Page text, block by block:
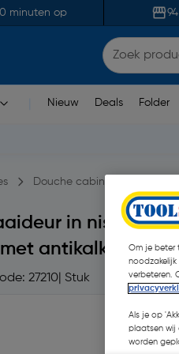
minuten op
Nieuw Deals Folder
Douche cabines & Wanden
in nis
antikalklaag
27210 | Stuk
Om je beter
verbeteren.
Als je op
plaatsen wij
worden